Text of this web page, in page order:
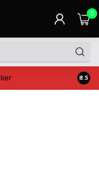
0
Prix
8.5